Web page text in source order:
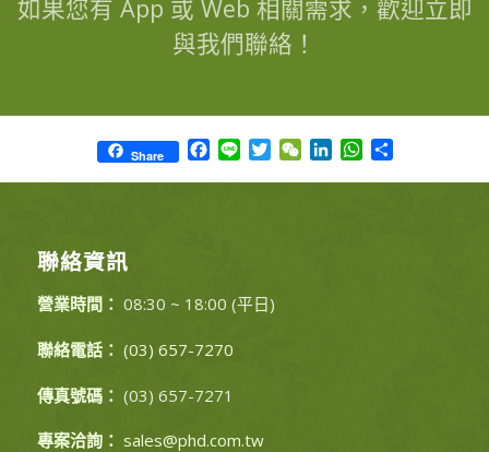
如果您有 App 或 Web 相關需求，歡迎立即
與我們聯絡！
Share Facebook
LineTwitterWeChatLinkedInWhatsApp
Share
聯絡資訊
營業時間： 08:30 ~ 18:00 (平日)
聯絡電話： (03) 657-7270
傳真號碼： (03) 657-7271
專案洽詢： sales@phd.com.tw